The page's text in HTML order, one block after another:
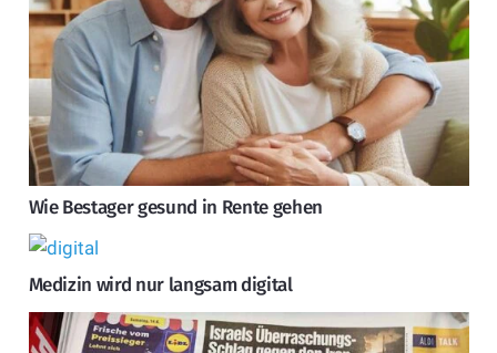
Wie Bestager gesund in Rente gehen
Medizin wird nur langsam digital